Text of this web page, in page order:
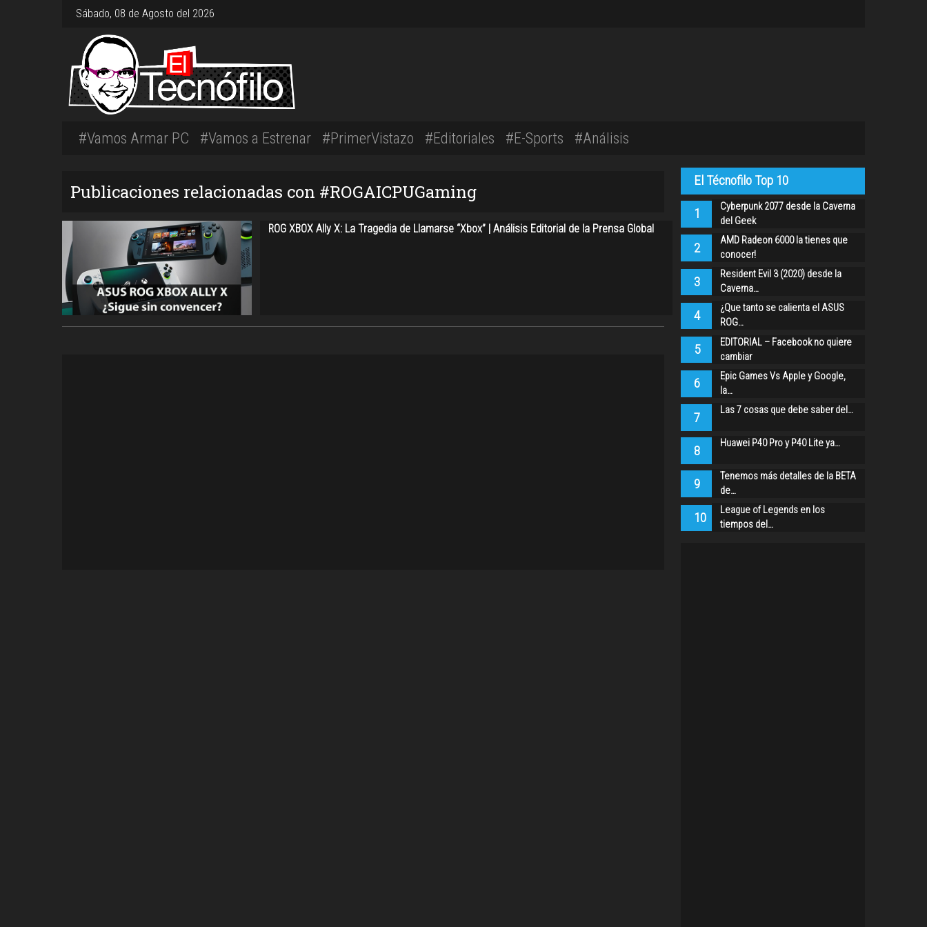
Sábado, 08 de Agosto del 2026
#Vamos Armar PC #Vamos a Estrenar #PrimerVistazo #Editoriales #E-Sports #Análisis
Publicaciones relacionadas con #ROGAICPUGaming
ROG XBOX Ally X: La Tragedia de Llamarse “Xbox” | Análisis Editorial de la Prensa Global
El Técnofilo Top 10
1
Cyberpunk 2077 desde la Caverna
del Geek
2
AMD Radeon 6000 la tienes que
conocer!
3
Resident Evil 3 (2020) desde la
Caverna…
4
¿Que tanto se calienta el ASUS
ROG…
5
EDITORIAL – Facebook no quiere
cambiar
6
Epic Games Vs Apple y Google,
la…
7 Las 7 cosas que debe saber del…
8 Huawei P40 Pro y P40 Lite ya…
9
Tenemos más detalles de la BETA
de…
10
League of Legends en los
tiempos del…